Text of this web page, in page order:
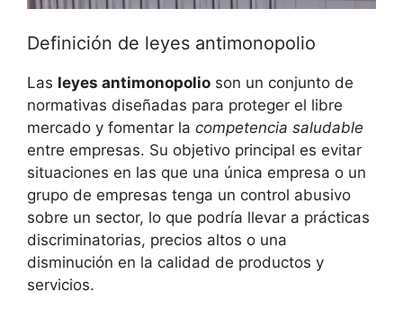
Definición de leyes antimonopolio
Las leyes antimonopolio son un conjunto de
normativas diseñadas para proteger el libre
mercado y fomentar la competencia saludable
entre empresas. Su objetivo principal es evitar
situaciones en las que una única empresa o un
grupo de empresas tenga un control abusivo
sobre un sector, lo que podría llevar a prácticas
discriminatorias, precios altos o una
disminución en la calidad de productos y
servicios.